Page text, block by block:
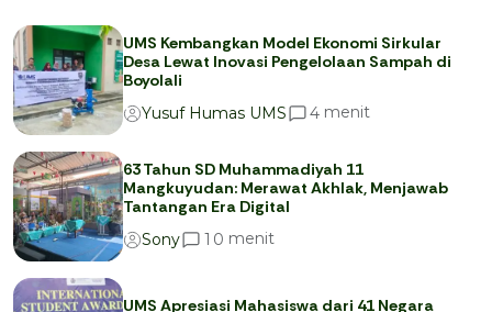
UMS Kembangkan Model Ekonomi Sirkular
Desa Lewat Inovasi Pengelolaan Sampah di
Boyolali
Yusuf Humas UMS
4 menit
63 Tahun SD Muhammadiyah 11
Mangkuyudan: Merawat Akhlak, Menjawab
Tantangan Era Digital
Sony
1 0 menit
UMS Apresiasi Mahasiswa dari 41 Negara